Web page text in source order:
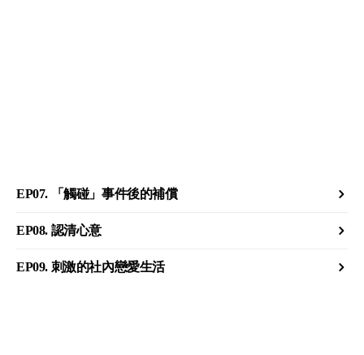
EP07. 「觸碰」事件後的補償
EP08. 認清心意
EP09. 刺激的社內戀愛生活